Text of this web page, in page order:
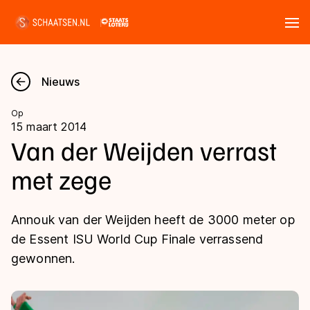
Nieuws
Kalender
Disciplines
Langebaan
Shorttrack
Uitslagen
Langebaan
Marathon
Tijden & historie
Ranglijsten Langebaan
Nieuws
Op
15 maart 2014
Van der Weijden verrast
met zege
Annouk van der Weijden heeft de 3000 meter op
de Essent ISU World Cup Finale verrassend
gewonnen.